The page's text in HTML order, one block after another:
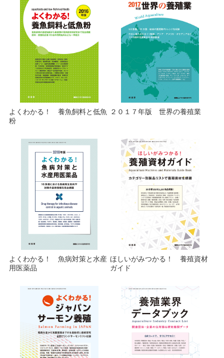
よくわかる！ 養魚飼料と低魚
粉
２０１７年版 世界の養殖業
よくわかる！ 魚病対策と水産
用医薬品
ほしいがみつかる！ 養殖資材
ガイド